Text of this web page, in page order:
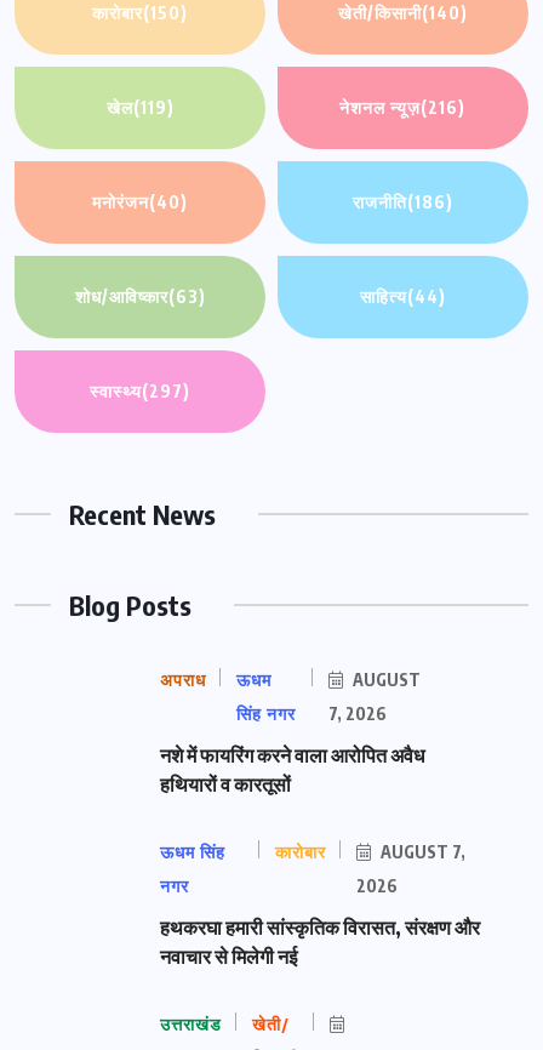
कारोबार(150) खेती/किसानी(140)
खेल(119) नेशनल न्यूज़(216)
मनोरंजन(40) राजनीति(186)
शोध/आविष्कार(63) साहित्य(44)
स्वास्थ्य(297)
Recent News
Blog Posts
अपराध
ऊधम
सिंह नगर
AUGUST
7, 2026
नशे में फायरिंग करने वाला आरोपित अवैध
हथियारों व कारतूसों
ऊधम सिंह
नगर
कारोबार
AUGUST 7,
2026
हथकरघा हमारी सांस्कृतिक विरासत, संरक्षण और
नवाचार से मिलेगी नई
उत्तराखंड
खेती/